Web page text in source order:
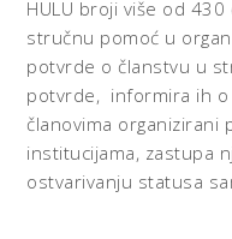
HULU broji više od
stručnu pomoć u
potvrde o članstvu u
potvrde, informira ih o
članovima
institucijama, zastupa
ostvarivanju statusa